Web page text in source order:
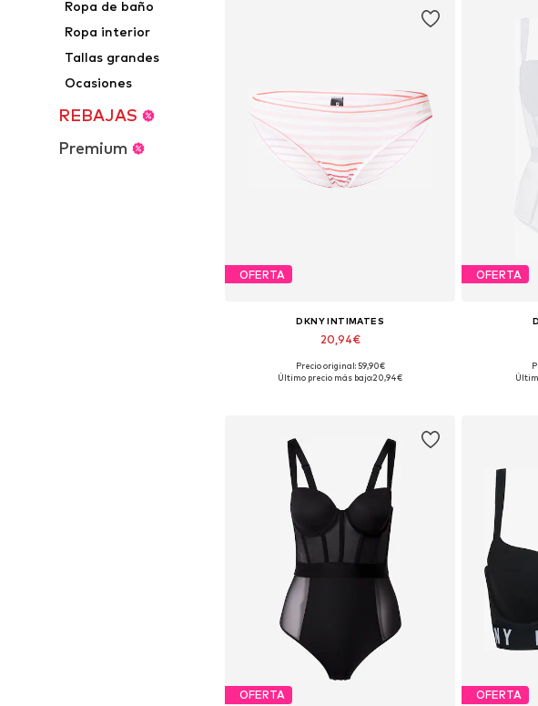
Ropa de baño
Ropa interior
Tallas grandes
Ocasiones
REBAJAS
Premium
OFERTA
DKNY INTIMATES
20,94€
Tallas disponibles: S, M
Precio original: 59,90€
Último precio más bajo:20,94€
OFERTA
OFERTA OFERTA